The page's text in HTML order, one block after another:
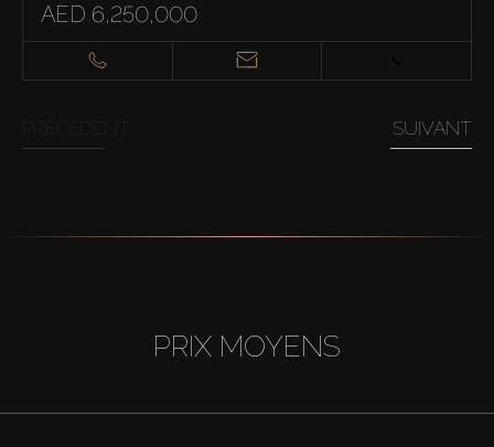
AED 6,250,000
SUIVANT
PRIX MOYENS